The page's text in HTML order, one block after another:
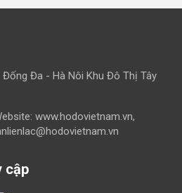
Đa - Hà Nôi Khu Đô Thị Tây
www.hodovietnam.vn,
cập